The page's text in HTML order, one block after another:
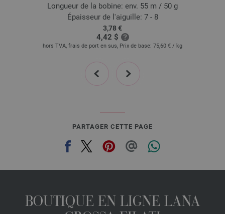
Longueur de la bobine: env. 55 m / 50 g
Épaisseur de l'aiguille: 7 - 8
3,78 €
4,42 $
hors TVA, frais de port en sus, Prix de base: 75,60 € / kg
prev next
PARTAGER CETTE PAGE
BOUTIQUE EN LIGNE LANA